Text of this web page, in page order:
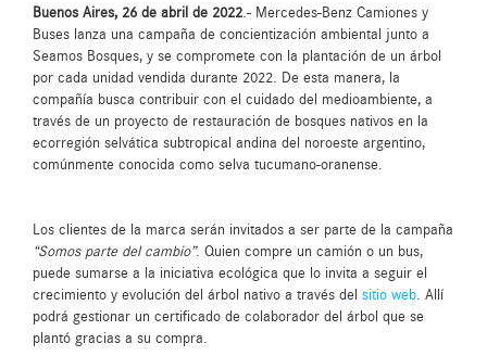
Buenos Aires, 26 de abril de 2022.- Mercedes-Benz Camiones y
Buses lanza una campaña de concientización ambiental junto a
Seamos Bosques, y se compromete con la plantación de un árbol
por cada unidad vendida durante 2022. De esta manera, la
compañía busca contribuir con el cuidado del medioambiente, a
través de un proyecto de restauración de bosques nativos en la
ecorregión selvática subtropical andina del noroeste argentino,
comúnmente conocida como selva tucumano-oranense.
Los clientes de la marca serán invitados a ser parte de la campaña
“Somos parte del cambio”. Quien compre un camión o un bus,
puede sumarse a la iniciativa ecológica que lo invita a seguir el
crecimiento y evolución del árbol nativo a través del sitio web. Allí
podrá gestionar un certificado de colaborador del árbol que se
plantó gracias a su compra.